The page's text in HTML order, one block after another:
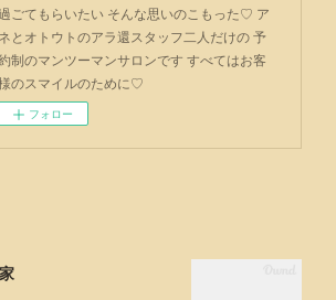
ごてもらいたい そんな思いのこもった♡ ア
ネとオトウトのアラ還スタッフ二人だけの 予
制のマンツーマンサロンです すべてはお客
のスマイルのために♡
フォロー